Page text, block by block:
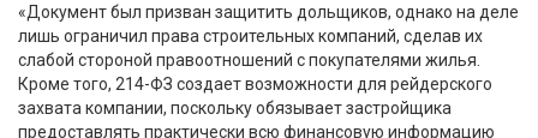
«Документ был призван защитить дольщиков, однако на деле
лишь ограничил права строительных компаний, сделав их
слабой стороной правоотношений с покупателями жилья.
Кроме того, 214-ФЗ создает возможности для рейдерского
захвата компании, поскольку обязывает застройщика
предоставлять практически всю финансовую информацию